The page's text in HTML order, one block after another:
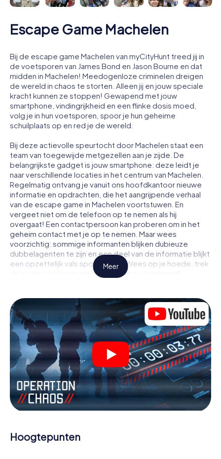
Escape Game Machelen
Bij de escape game Machelen van myCityHunt treed jij in
de voetsporen van James Bond en Jason Bourne en dat
midden in Machelen! Meedogenloze criminelen dreigen
de wereld in chaos te storten. Alleen jij en jouw speciale
kracht kunnen ze stoppen! Gewapend met jouw
smartphone, vindingrijkheid en een flinke dosis moed,
volg je in hun voetsporen, spoor je hun geheime
schuilplaats op en red je de wereld.
Bij deze actievolle speurtocht door Machelen staat een
team van toegewijde metgezellen aan je zijde. De
belangrijkste gadget is jouw smartphone: deze leidt je
naar verschillende locaties in het centrum van Machelen.
Regelmatig ontvang je vanuit ons hoofdkantoor nieuwe
informatie en opdrachten, die het aangrijpende verhaal
van de escape game in Machelen voortstuwen. En
vergeet niet om de telefoon op te nemen als hij
overgaat! Een contactpersoon kan proberen om in het
geheim contact met je op te nemen. Maar wees
voorzichtig: sommige informanten blijken dubieuze
dubbelagenten te zijn en een deel van de informatie blijkt
een opzettelijk vals spoor te zijn. Wees op je hoede, trek
de juiste conclusies en vooral: vertrouw niemand!
je niet opgesloten in een kamer waaruit je jezelf binnen
een bepaald tijdvenster moet bevrijden. Met deze
speurtocht met een smartphone wordt heel Machelen
jouw speelveld! De technische voorwaarden voor jouw
avontuur in Machelen zijn een smartphone en toegang tot
het mobiel internet. Met één klik krijg jij toegang tot onze
app. Je hoeft niets te installeren om door interactieve
video's, lastige minigames of andere functies in de actie
te worden getrokken.
Werk samen als een team, onderschep vijandige
spionnen en lok de handlangers van de schurk naar je toe.
excelleren om de slechteriken te stoppen. In
tegenstelling tot James Bond en Co. zullen jouw daden
Meer
Hoogtepunten